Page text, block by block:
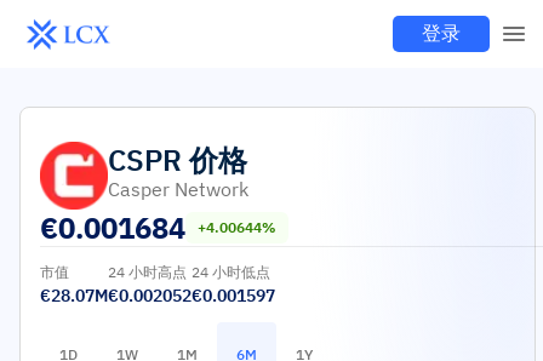
登录
CSPR 价格
Casper Network
€0.001684 +4.00644%
市值
€28.07M
24 小时高点
€0.002052
24 小时低点
€0.001597
1D 1W 1M 6M 1Y